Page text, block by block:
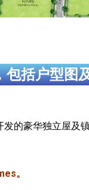
包括户型图
的豪华独立屋及
。